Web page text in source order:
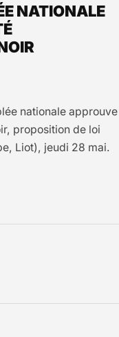
NATIONALE
nationale approuve
proposition de loi
Liot), jeudi 28 mai.